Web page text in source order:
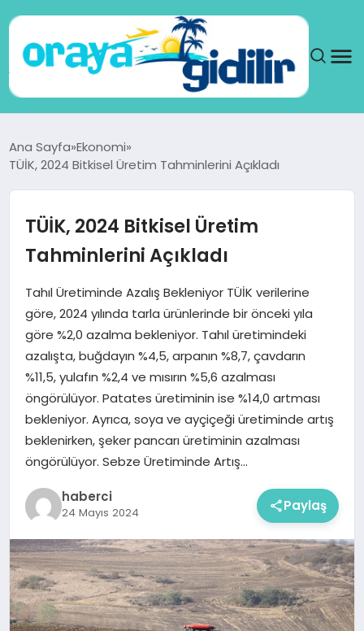
SAĞLIK
DÜNYA
SEYAHAT
TEKNOLOJI
YAŞAM
Ana Sayfa Ekonomi
TÜİK, 2024 Bitkisel Üretim Tahminlerini Açıkladı
TÜİK, 2024 Bitkisel Üretim
Tahminlerini Açıkladı
Tahıl Üretiminde Azalış Bekleniyor TÜİK verilerine
göre, 2024 yılında tarla ürünlerinde bir önceki yıla
göre %2,0 azalma bekleniyor. Tahıl üretimindeki
azalışta, buğdayın %4,5, arpanın %8,7, çavdarın
%11,5, yulafın %2,4 ve mısırın %5,6 azalması
öngörülüyor. Patates üretiminin ise %14,0 artması
bekleniyor. Ayrıca, soya ve ayçiçeği üretiminde artış
beklenirken, şeker pancarı üretiminin azalması
öngörülüyor. Sebze Üretiminde Artış…
haberci
24 Mayıs 2024 Paylaş